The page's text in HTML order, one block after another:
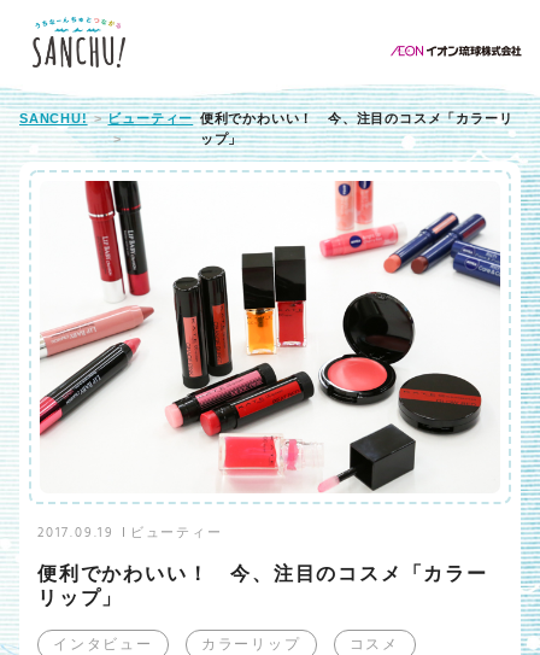
SANCHU! ビューティー 便利でかわいい！ 今、注目のコスメ「カラーリ
ップ」
2017.09.19 ビューティー
便利でかわいい！ 今、注目のコスメ「カラー
リップ」
インタビュー カラーリップ コスメ